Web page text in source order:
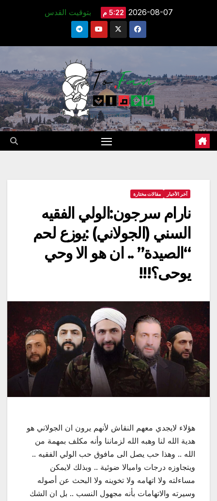
2026-08-07 5:22 م بتوقيت القدس
آخر الأخبار مقالات مختارة
نارام سرجون:الولي الفقيه
السني (الجولاني) :يوزع لحم
“الصيدة” .. ان هو الا وحي
يوحى؟!!!
هؤلاء لايجدي معهم النقاش لأنهم يرون ان الجولاني هو
هدية الله لنا وهبه الله لزماننا وأنه مكلف بمهمة من
الله .. وهذا حب يصل الى مافوق حب الولي الفقيه ..
ويتجاوزه درجات واميالا ضوئية .. وبذلك لايمكن
مساءلته ولا اتهامه ولا تخوينه ولا البحث عن أصوله
وسيرته والاتهامات بأنه مجهول النسب .. بل ان الشك